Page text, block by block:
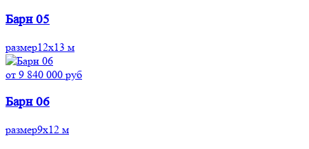
Барн 05
размер12x13 м
от 9 840 000 руб
Барн 06
размер9x12 м